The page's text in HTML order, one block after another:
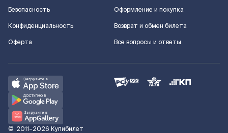
Безопасность
Конфиденциальность
Оферта
Оформление и покупка
Возврат и обмен билета
Все вопросы и ответы
© 2011–2026 Купибилет